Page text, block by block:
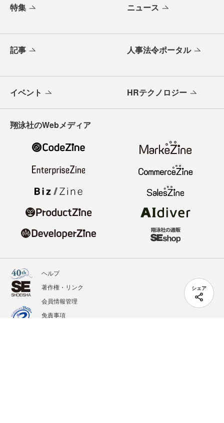
シェア
特集 ニュース
記事 人事法令ポータル
イベント HRテクノロジー
翔泳社のWebメディア
ヘルプ
著作権・リンク
会員情報管理
免責事項